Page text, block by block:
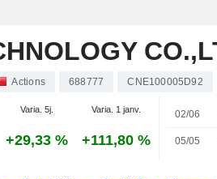
Actions 688777 CNE100005D92
Varia. 5j. Varia. 1 janv.
+29,33 % +111,80 %
02/06
05/05